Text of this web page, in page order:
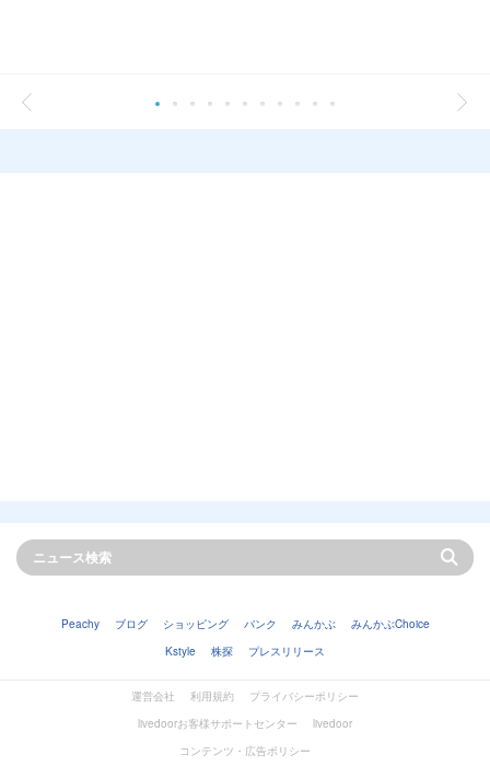
Peachy ブログ ショッピング バンク みんかぶ
みんかぶChoice
Kstyle
株探 プレスリリース
運営会社 利用規約
プライバシーポリシー
livedoorお客様サポートセンター
livedoor
コンテンツ・広告ポリシー